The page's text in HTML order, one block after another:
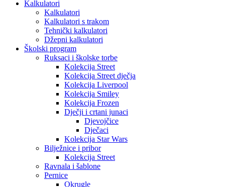
Kalkulatori
Kalkulatori
Kalkulatori s trakom
Tehnički kalkulatori
Džepni kalkulatori
Školski program
Ruksaci i školske torbe
Kolekcija Street
Kolekcija Street dječja
Kolekcija Liverpool
Kolekcija Smiley
Kolekcija Frozen
Dječji i crtani junaci
Djevojčice
Dječaci
Kolekcija Star Wars
Bilježnice i pribor
Kolekcija Street
Ravnala i šablone
Pernice
Okrugle